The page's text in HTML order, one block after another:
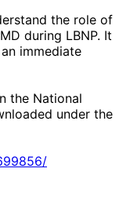
the role of
during LBNP. It
immediate
the National
under the